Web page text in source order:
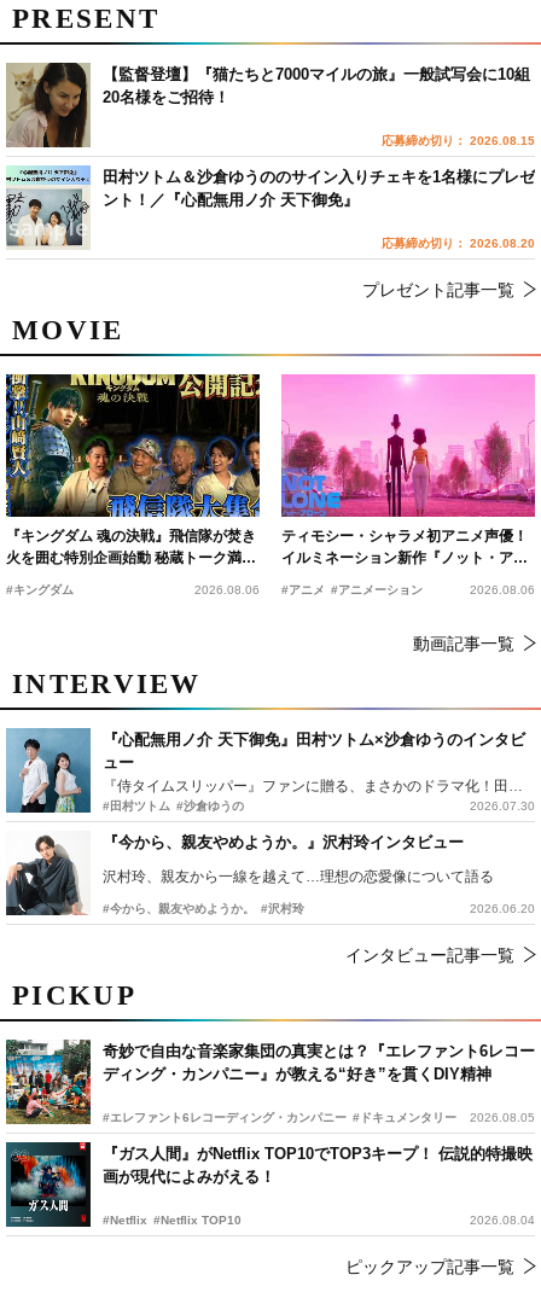
PICKUP
奇妙で自由な音楽家集団の真実とは？『エレファント6レコー
ディング・カンパニー』が教える“好き”を貫くDIY精神
#エレファント6レコーディング・カンパニー #ドキュメンタリー 2026.08.05
『ガス人間』がNetflix TOP10でTOP3キープ！ 伝説的特撮映
画が現代によみがえる！
#Netflix #Netflix TOP10 2026.08.04
ピックアップ記事一覧
MOVIE
『キングダム 魂の決戦』飛信隊が焚き
火を囲む特別企画始動 秘蔵トーク満載
の“キングダムキャンプ”開催
#キングダム 2026.08.06
ティモシー・シャラメ初アニメ声優！
イルミネーション新作『ノット・アロ
#アニメ #アニメーション 2026.08.06
動画記事一覧
INTERVIEW
『心配無用ノ介 天下御免』田村ツトム×沙倉ゆうのインタビ
ュー
#田村ツトム #沙倉ゆうの 2026.07.30
『今から、親友やめようか。』沢村玲インタビュー
沢村玲、親友から一線を越えて…理想の恋愛像について語る
#今から、親友やめようか。 #沢村玲 2026.06.20
インタビュー記事一覧
PRESENT
【監督登壇】『猫たちと7000マイルの旅』一般試写会に10組
20名様をご招待！
応募締め切り： 2026.08.15
田村ツトム＆沙倉ゆうののサイン入りチェキを1名様にプレゼ
ント！／『心配無用ノ介 天下御免』
応募締め切り： 2026.08.20
プレゼント記事一覧